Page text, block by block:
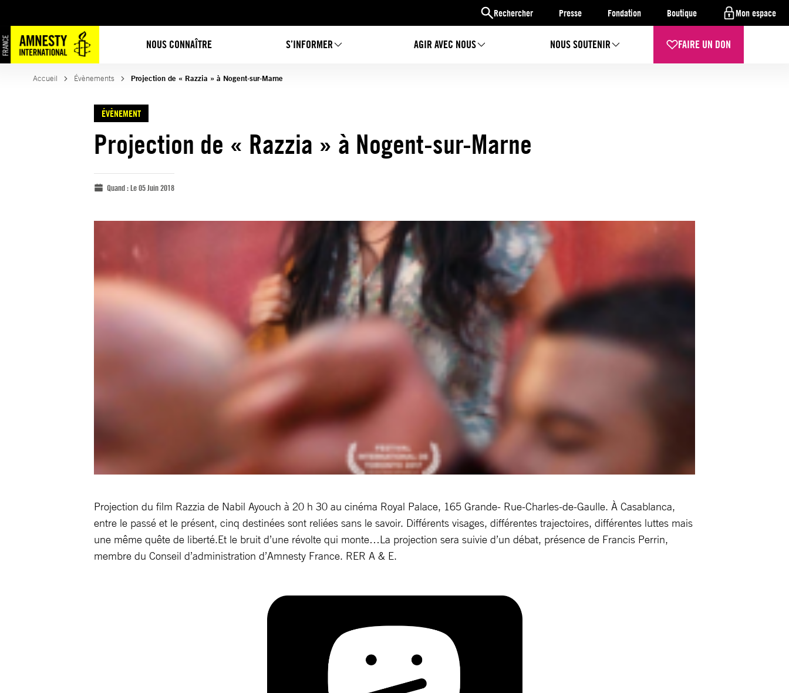
Rechercher Presse Fondation Boutique Mon espace
NOUS CONNAÎTRE S’INFORMER AGIR AVEC NOUS NOUS SOUTENIR FAIRE UN DON
Accueil Évènements Projection de « Razzia » à Nogent-sur-Marne
ÉVÈNEMENT
Projection de « Razzia » à Nogent-sur-Marne
Quand :Le 05 Juin 2018
Projection du film Razzia de Nabil Ayouch à 20 h 30 au cinéma Royal Palace, 165 Grande- Rue-Charles-de-Gaulle. À Casablanca,
entre le passé et le présent, cinq destinées sont reliées sans le savoir. Différents visages, différentes trajectoires, différentes luttes mais
une même quête de liberté.Et le bruit d’une révolte qui monte…La projection sera suivie d’un débat, présence de Francis Perrin,
membre du Conseil d’administration d’Amnesty France. RER A & E.